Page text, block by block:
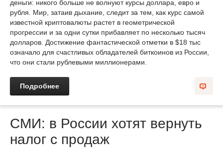
деньги: никого больше не волнуют курсы доллара, евро и
рубля. Мир, затаив дыхание, следит за тем, как курс самой
известной криптовалюты растет в геометрической
прогрессии и за одни сутки прибавляет по несколько тысяч
долларов. Достижение фантастической отметки в $18 тыс
означало для счастливых обладателей биткоинов из России,
что они стали рублевыми миллионерами.
Подробнее
СМИ: в России хотят вернуть
налог с продаж